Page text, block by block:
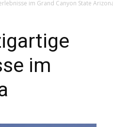
Touristiknews
im Grand Canyon State
im